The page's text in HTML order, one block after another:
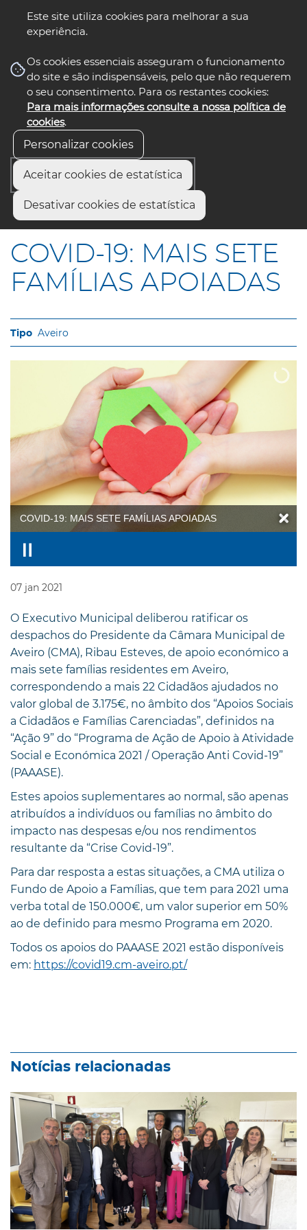
Este site utiliza cookies para melhorar a sua
experiência.
Os cookies essenciais asseguram o funcionamento
do site e são indispensáveis, pelo que não requerem
o seu consentimento. Para os restantes cookies:
Para mais informações consulte a nossa política de
cookies.
Personalizar cookies
Aceitar cookies de estatística
Desativar cookies de estatística
nos select language
Início
COVID-19: MAIS SETE FAMÍLIAS APOIADAS
COVID-19: MAIS SETE
FAMÍLIAS APOIADAS
Aveiro
COVID-19: MAIS SETE FAMÍLIAS APOIADAS
07 jan 2021
O Executivo Municipal deliberou ratificar os
despachos do Presidente da Câmara Municipal de
Aveiro (CMA), Ribau Esteves, de apoio económico a
mais sete famílias residentes em Aveiro,
correspondendo a mais 22 Cidadãos ajudados no
valor global de 3.175€, no âmbito dos “Apoios Sociais
a Cidadãos e Famílias Carenciadas”, definidos na
“Ação 9” do “Programa de Ação de Apoio à Atividade
Social e Económica 2021 / Operação Anti Covid-19”
(PAAASE).
Estes apoios suplementares ao normal, são apenas
atribuídos a indivíduos ou famílias no âmbito do
impacto nas despesas e/ou nos rendimentos
resultante da “Crise Covid-19”.
Para dar resposta a estas situações, a CMA utiliza o
Fundo de Apoio a Famílias, que tem para 2021 uma
verba total de 150.000€, um valor superior em 50%
ao de definido para mesmo Programa em 2020.
Todos os apoios do PAAASE 2021 estão disponíveis
em: https://covid19.cm-aveiro.pt/
Notícias relacionadas